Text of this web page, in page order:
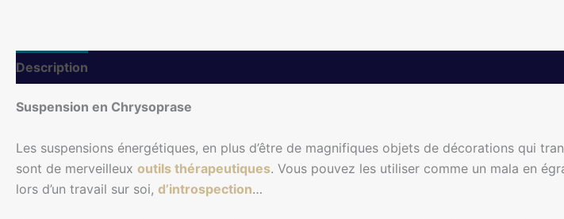
Description
Suspension en Chrysoprase
Les suspensions énergétiques, en plus d’être de magnifiques objets de décorations qui
sont de merveilleux outils thérapeutiques. Vous pouvez les utiliser comme un mala en
lors d’un travail sur soi, d’introspection…